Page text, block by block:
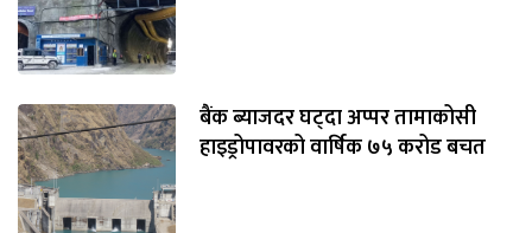
बैंक ब्याजदर घट्दा अप्पर तामाकोसी
हाइड्रोपावरको वार्षिक ७५ करोड बचत